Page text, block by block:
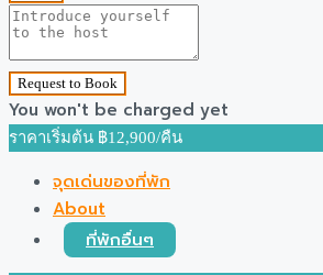
Request to Book
You won't be charged yet
฿12,900/คืน
จุดเด่นของที่พัก
About
ที่พักอื่นๆ